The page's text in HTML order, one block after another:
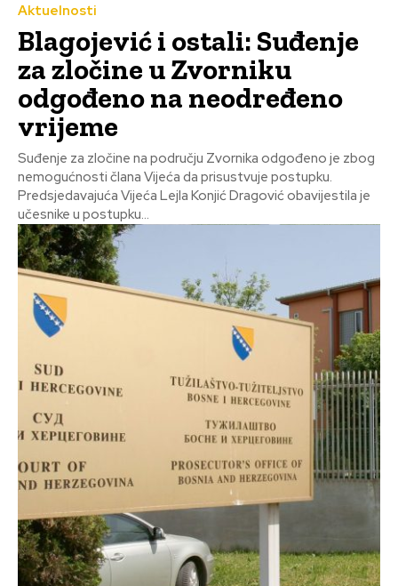
Aktuelnosti
Blagojević i ostali: Suđenje
za zločine u Zvorniku
odgođeno na neodređeno
vrijeme
Suđenje za zločine na području Zvornika odgođeno je zbog
nemogućnosti člana Vijeća da prisustvuje postupku.
Predsjedavajuća Vijeća Lejla Konjić Dragović obavijestila je
učesnike u postupku...